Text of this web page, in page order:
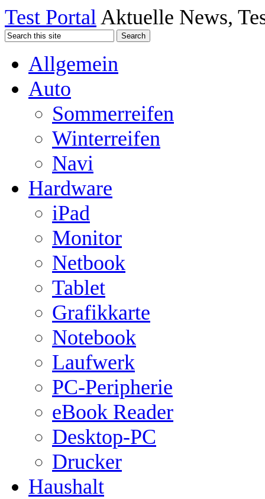
Test PortalAktuelle News,
Allgemein
Auto
Sommerreifen
Winterreifen
Navi
Hardware
iPad
Monitor
Netbook
Tablet
Grafikkarte
Notebook
Laufwerk
PC-Peripherie
eBook Reader
Desktop-PC
Drucker
Haushalt